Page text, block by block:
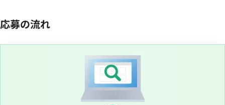
応募の流れ